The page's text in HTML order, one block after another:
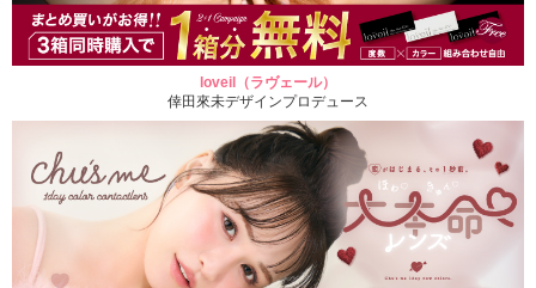
loveil（ラヴェール）
倖田來未デザインプロデュース